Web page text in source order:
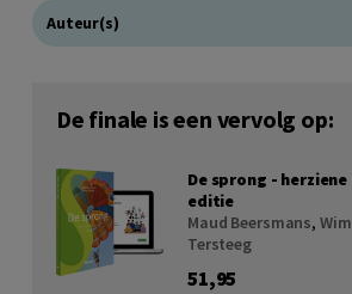
Auteur(s)
De finale is een vervolg op:
De sprong - herziene
editie
Maud Beersmans, Wim
Tersteeg
51,95